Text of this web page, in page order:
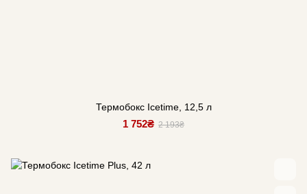
Термобокс Icetime, 12,5 л
1 752₴ 2 193₴